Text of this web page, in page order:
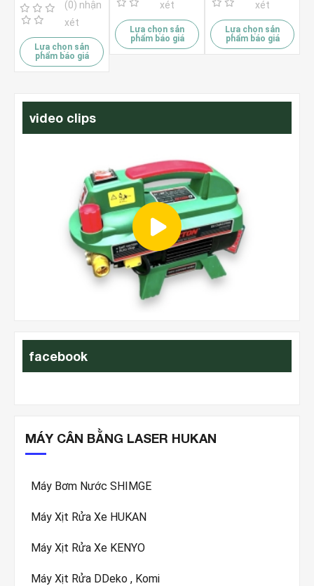
video clips
facebook
MÁY CÂN BẰNG LASER HUKAN
Máy Bơm Nước SHIMGE
Máy Xịt Rửa Xe HUKAN
Máy Xịt Rửa Xe KENYO
Máy Xịt Rửa DDeko , Komi
(0) nhận
xét
Lựa chọn sản
phẩm báo giá
xét
Lựa chọn sản
phẩm báo giá
xét
Lựa chọn sản
phẩm báo giá